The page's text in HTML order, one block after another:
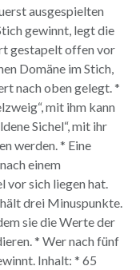
ausgespielten
gewinnt, legt die
gestapelt offen vor
Domäne im Stich,
nach oben gelegt. *
mit ihm kann
Sichel“, mit ihr
werden. * Eine
einem
vor sich liegen hat.
drei Minuspunkte.
sie die Werte der
* Wer nach fünf
Inhalt: * 65